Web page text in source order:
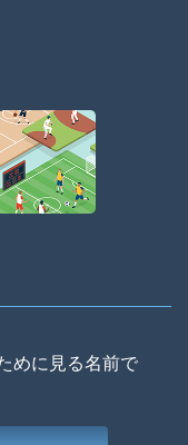
めに見る名前で